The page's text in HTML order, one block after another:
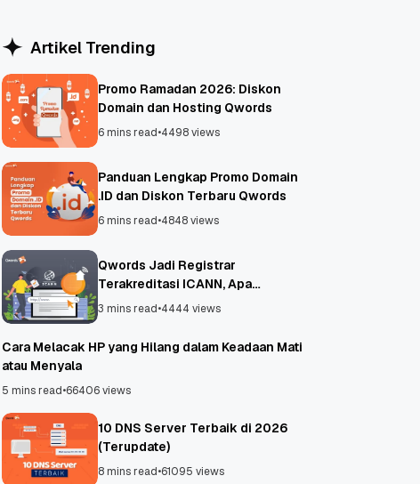
Artikel Trending
Promo Ramadan 2026: Diskon
Domain dan Hosting Qwords
6 mins read•4498 views
Panduan Lengkap Promo Domain
.ID dan Diskon Terbaru Qwords
6 mins read•4848 views
Qwords Jadi Registrar
Terakreditasi ICANN, Apa
Untungnya?
3 mins read•4444 views
Cara Melacak HP yang Hilang dalam Keadaan Mati
atau Menyala
5 mins read•66406 views
10 DNS Server Terbaik di 2026
(Terupdate)
8 mins read•61095 views